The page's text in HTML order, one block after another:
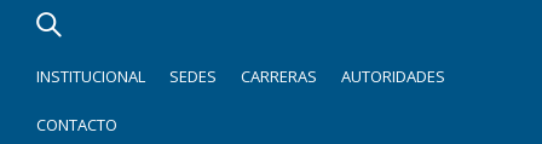
INSTITUCIONAL SEDES CARRERAS AUTORIDADES
CONTACTO